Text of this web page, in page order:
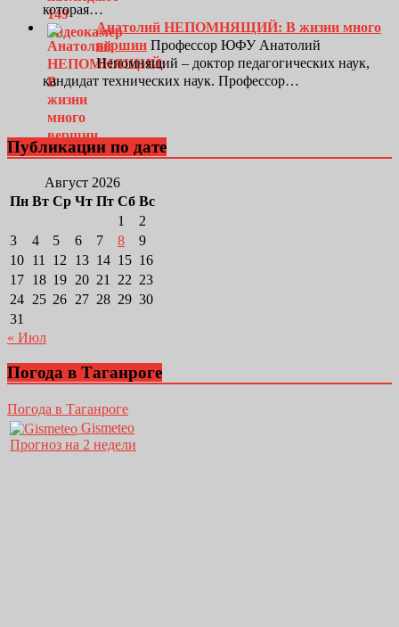
которая…
Анатолий НЕПОМНЯЩИЙ: В жизни много
вершин Профессор ЮФУ Анатолий
Непомнящий – доктор педагогических наук,
кандидат технических наук. Профессор…
Публикации по дате
Август 2026
Пн Вт Ср Чт Пт Сб Вс
1
2
3
4 5 6 7 8
9
10 11 12 13 14 15 16
17 18 19 20 21 22 23
24 25 26 27 28 29 30
31
« Июл
Погода в Таганроге
Погода в Таганроге
Gismeteo
Прогноз на 2 недели